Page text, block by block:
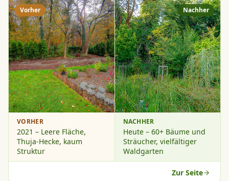
Vorher Nachher
VORHER
2021 – Leere Fläche,
Thuja-Hecke, kaum
Struktur
NACHHER
Heute – 60+ Bäume und
Sträucher, vielfältiger
Waldgarten
Zur Seite